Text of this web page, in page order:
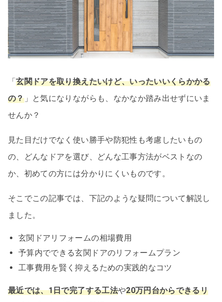
「玄関ドアを取り換えたいけど、いったいいくらかかる
の？」と気になりながらも、なかなか踏み出せずにいま
せんか？
見た目だけでなく使い勝手や防犯性も考慮したいもの
の、どんなドアを選び、どんな工事方法がベストなの
か、初めての方には分かりにくいものです。
そこでこの記事では、下記のような疑問について解説し
ました。
玄関ドアリフォームの相場費用
予算内でできる玄関ドアのリフォームプラン
工事費用を賢く抑えるための実践的なコツ
最近では、1日で完了する工法や20万円台からできるリ